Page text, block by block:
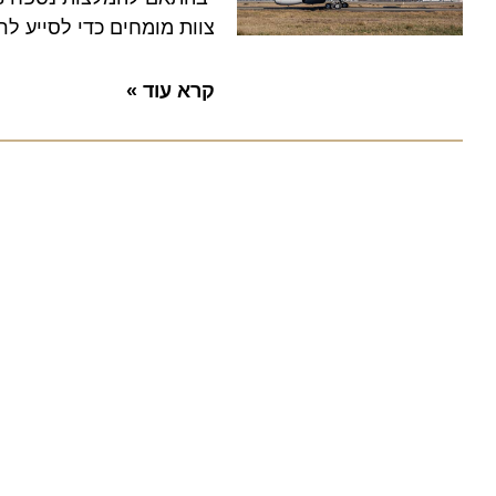
צוות מומחים כדי לסייע
קרא עוד »